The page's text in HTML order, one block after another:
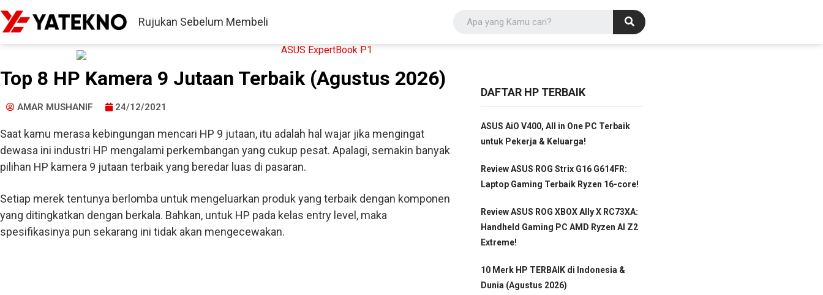
Rujukan Sebelum Membeli
Top 8 HP Kamera 9 Jutaan Terbaik (Agustus 2026)
AMAR MUSHANIF 24/12/2021
Saat kamu merasa kebingungan mencari HP 9 jutaan, itu adalah hal wajar jika mengingat
dewasa ini industri HP mengalami perkembangan yang cukup pesat. Apalagi, semakin banyak
pilihan HP kamera 9 jutaan terbaik yang beredar luas di pasaran.
Setiap merek tentunya berlomba untuk mengeluarkan produk yang terbaik dengan komponen
yang ditingkatkan dengan berkala. Bahkan, untuk HP pada kelas entry level, maka
spesifikasinya pun sekarang ini tidak akan mengecewakan.
DAFTAR HP TERBAIK
ASUS AiO V400, All in One PC Terbaik
untuk Pekerja & Keluarga!
Review ASUS ROG Strix G16 G614FR:
Laptop Gaming Terbaik Ryzen 16-core!
Review ASUS ROG XBOX Ally X RC73XA:
Handheld Gaming PC AMD Ryzen AI Z2
Extreme!
10 Merk HP TERBAIK di Indonesia &
Dunia (Agustus 2026)